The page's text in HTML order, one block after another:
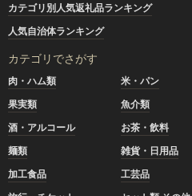
カテゴリ別人気返礼品ランキング
人気自治体ランキング
カテゴリでさがす
肉・ハム類 米・パン
果実類
魚介類
酒・アルコール
お茶・飲料
麺類
雑貨・日用品
加工食品
工芸品